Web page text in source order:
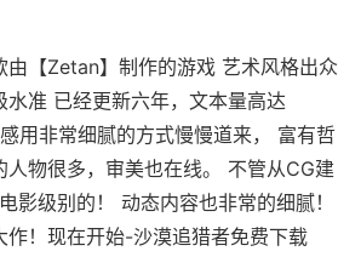
由【Zetan】制作的游戏 艺术风格出众
水准 已经更新六年，文本量高达
用非常细腻的方式慢慢道来， 富有哲
人物很多，审美也在线。 不管从CG建
影级别的！ 动态内容也非常的细腻！
作！现在开始-沙漠追猎者免费下载